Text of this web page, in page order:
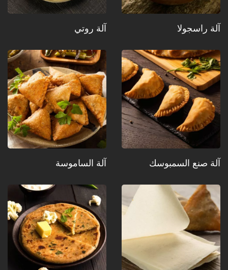
آلة راسجولا آلة روتي
آلة صنع السمبوسك آلة الساموسة